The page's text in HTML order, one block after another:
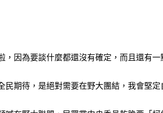
，因為要談什麼都還沒有確定，而且還有
期待，是絕對需要在野大團結，我會堅定